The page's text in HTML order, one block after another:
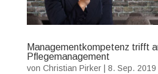
Managementkompetenz trifft
Pflegemanagement
von Christian Pirker| 8. Sep. 2019